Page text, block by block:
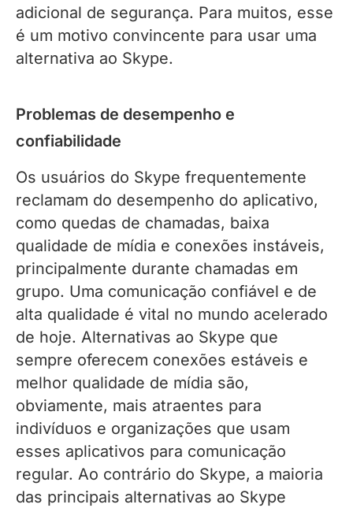
adicional de segurança. Para muitos, esse
é um motivo convincente para usar uma
alternativa ao Skype.
Problemas de desempenho e
confiabilidade
Os usuários do Skype frequentemente
reclamam do desempenho do aplicativo,
como quedas de chamadas, baixa
qualidade de mídia e conexões instáveis,
principalmente durante chamadas em
grupo. Uma comunicação confiável e de
alta qualidade é vital no mundo acelerado
de hoje. Alternativas ao Skype que
sempre oferecem conexões estáveis ​​e
melhor qualidade de mídia são,
obviamente, mais atraentes para
indivíduos e organizações que usam
esses aplicativos para comunicação
regular. Ao contrário do Skype, a maioria
das principais alternativas ao Skype